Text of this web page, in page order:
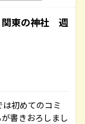
東の神社 週
初めてのコミ
書きおろしまし